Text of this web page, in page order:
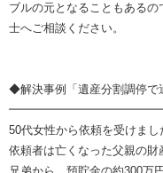
ブルの元となることもある
士へご相談ください。
◆解決事例「遺産分割調停で
50代女性から依頼を受けまし
依頼者は亡くなった父親の